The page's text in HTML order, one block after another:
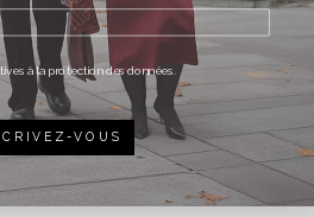
chez Vestibule Seefeld .
à la protection des données.
VOUS